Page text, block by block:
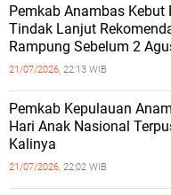
Pemkab Anambas Kebut
Tindak Lanjut
Rampung Sebelum 2
21/07/2026, 22:13 WIB
Pemkab Kepulauan
Hari Anak Nasional
Kalinya
21/07/2026, 22:02 WIB